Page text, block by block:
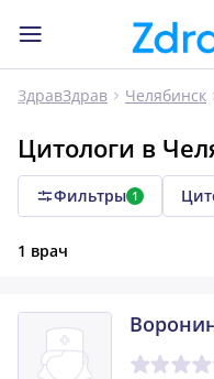
ЗдравЗдрав Челябинск
Цитологи в
Фильтры 1
1 врач